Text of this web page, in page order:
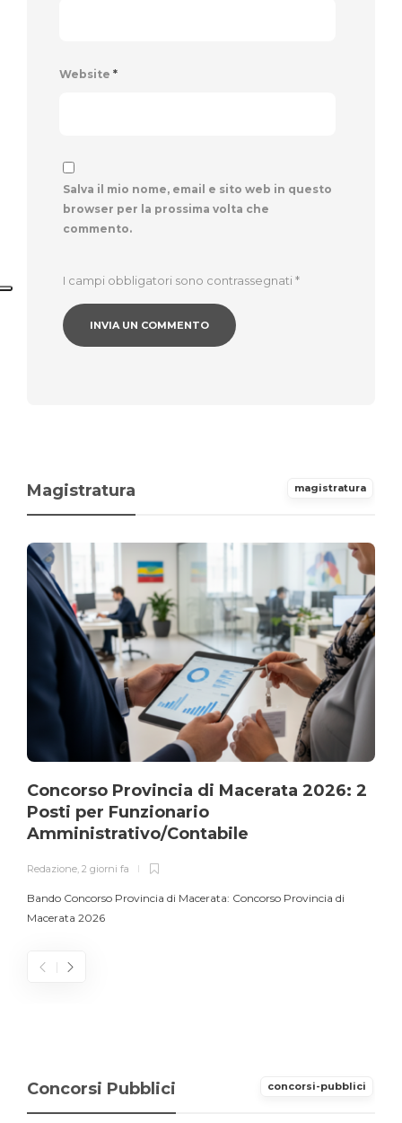
Website *
Salva il mio nome, email e sito web in questo
browser per la prossima volta che
commento.
I campi obbligatori sono contrassegnati *
Magistratura magistratura
Concorso Provincia di Macerata 2026: 2
Posti per Funzionario
Amministrativo/Contabile
Redazione, 2 giorni fa
Bando Concorso Provincia di Macerata: Concorso Provincia di
Macerata 2026
Concorsi Pubblici concorsi-pubblici